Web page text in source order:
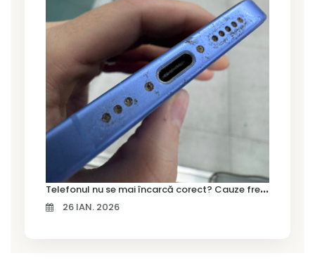
T
elefonul nu se mai încarcă corect? Cauze frecvente și soluții la service în Timișoara
26 IAN. 2026